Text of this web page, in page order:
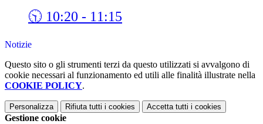
🕥 10:20 - 11:15
Notizie
Questo sito o gli strumenti terzi da questo utilizzati si avvalgono di
cookie necessari al funzionamento ed utili alle finalità illustrate nella
COOKIE POLICY.
Personalizza Rifiuta tutti i cookies Accetta tutti i cookies
Gestione cookie